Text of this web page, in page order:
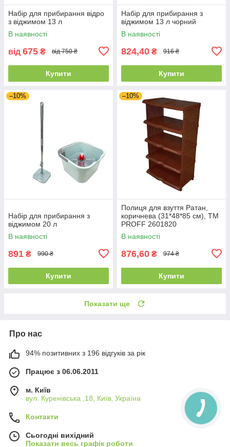
Набір для прибирання відро
з віджимом 13 л
В наявності
від 675 ₴ від 750 ₴
Купити
Набір для прибирання з
віджимом 13 л чорний
В наявності
824,40 ₴ 916 ₴
Купити
–10%
Набір для прибирання з
віджимом 20 л
В наявності
891 ₴ 990 ₴
Купити
–10%
Полиця для взуття Ратан,
коричнева (31*48*85 см), ТМ
PROFF 2601820
В наявності
876,60 ₴ 974 ₴
Купити
Показати ще
Про нас
94% позитивних з 196 відгуків за рік
Працює з 06.06.2011
м. Київ
вул. Куренівська ,18, Київ, Україна
Контакти
Сьогодні вихідний
Показати весь графік роботи